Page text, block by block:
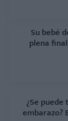
Su bebé
plena
¿Se
embarazo?